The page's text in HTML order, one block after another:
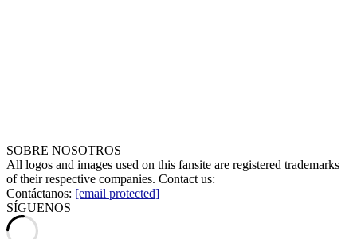
SOBRE NOSOTROS
All logos and images used on this fansite are registered trademarks
of their respective companies. Contact us:
Contáctanos: [email protected]
SÍGUENOS